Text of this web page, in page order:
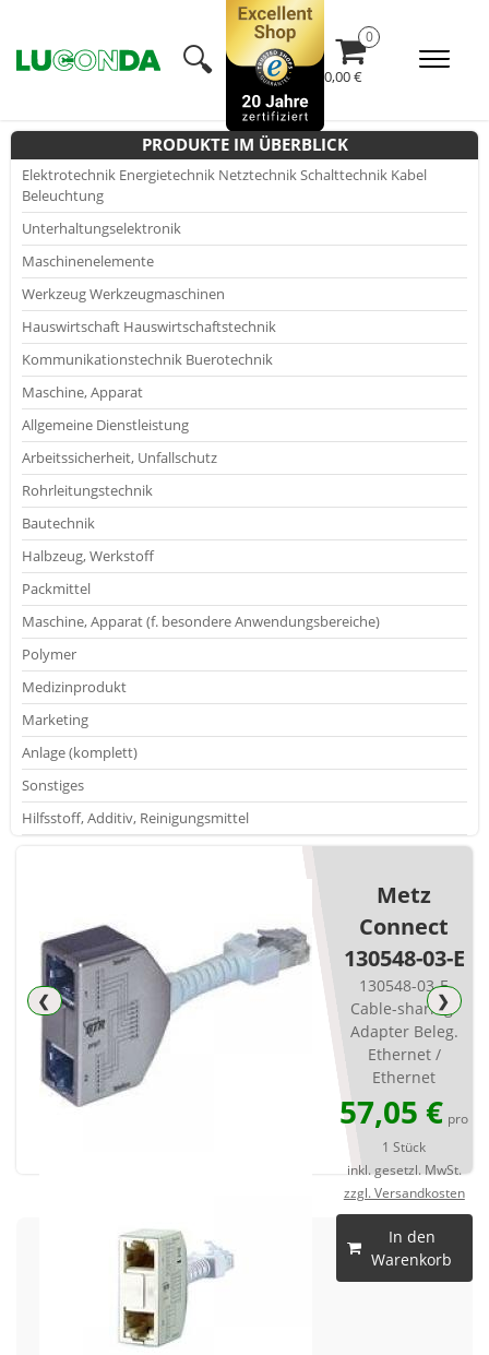
🔍︎ 0,00 €
PRODUKTE IM ÜBERBLICK
Elektrotechnik Energietechnik Netztechnik Schalttechnik Kabel
Beleuchtung
Unterhaltungselektronik
Maschinenelemente
Werkzeug Werkzeugmaschinen
Hauswirtschaft Hauswirtschaftstechnik
Kommunikationstechnik Buerotechnik
Maschine, Apparat
Allgemeine Dienstleistung
Arbeitssicherheit, Unfallschutz
Rohrleitungstechnik
Bautechnik
Halbzeug, Werkstoff
Packmittel
Maschine, Apparat (f. besondere Anwendungsbereiche)
Polymer
Medizinprodukt
Marketing
Anlage (komplett)
Sonstiges
Hilfsstoff, Additiv, Reinigungsmittel
Metz
Connect
130548-03-E
130548-03-E
Cable-sharing-
Adapter Beleg.
Ethernet /
Ethernet
57,05 € pro
1 Stück
inkl. gesetzl. MwSt.
zzgl. Versandkosten
In den
Warenkorb
❮ ❯